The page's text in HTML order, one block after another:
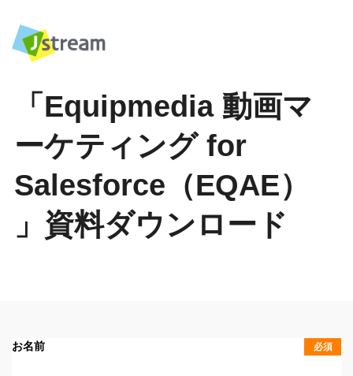
「Equipmedia 動画マ
ーケティング for
Salesforce（EQAE）
」資料ダウンロード
お名前 必須